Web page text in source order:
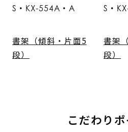
S・KX-554A・A
書架（傾斜・片面5
段）
S・
書架
段）
こだわり